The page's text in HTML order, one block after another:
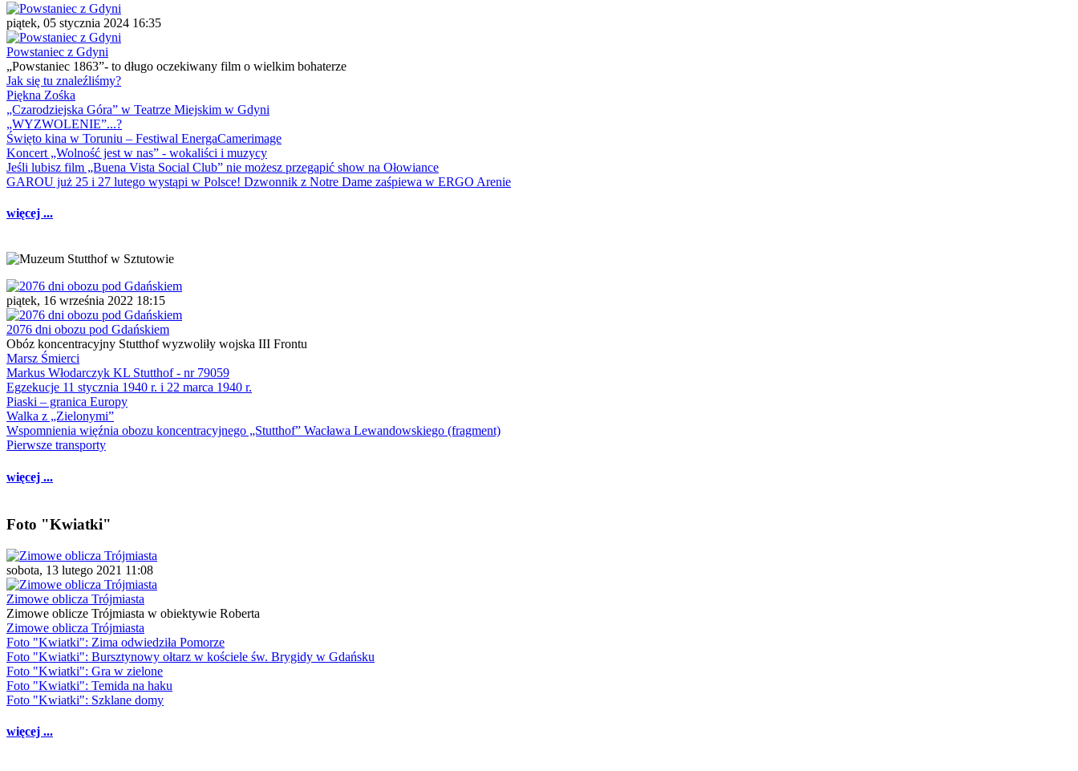
piątek, 05 stycznia 2024 16:35
Powstaniec z Gdyni
„Powstaniec 1863”- to długo oczekiwany film o wielkim bohaterze
Jak się tu znaleźliśmy?
Piękna Zośka
„Czarodziejska Góra” w Teatrze Miejskim w Gdyni
„WYZWOLENIE”...?
Święto kina w Toruniu – Festiwal EnergaCamerimage
Koncert „Wolność jest w nas” - wokaliści i muzycy
Jeśli lubisz film „Buena Vista Social Club” nie możesz przegapić show na Ołowiance
GAROU już 25 i 27 lutego wystąpi w Polsce! Dzwonnik z Notre Dame zaśpiewa w ERGO Arenie
więcej ...
piątek, 16 września 2022 18:15
2076 dni obozu pod Gdańskiem
Obóz koncentracyjny Stutthof wyzwoliły wojska III Frontu
Marsz Śmierci
Markus Włodarczyk KL Stutthof - nr 79059
Egzekucje 11 stycznia 1940 r. i 22 marca 1940 r.
Piaski – granica Europy
Walka z „Zielonymi”
Wspomnienia więźnia obozu koncentracyjnego „Stutthof” Wacława Lewandowskiego (fragment)
Pierwsze transporty
więcej ...
Foto "Kwiatki"
sobota, 13 lutego 2021 11:08
Zimowe oblicza Trójmiasta
Zimowe oblicze Trójmiasta w obiektywie Roberta
Zimowe oblicza Trójmiasta
Foto "Kwiatki": Zima odwiedziła Pomorze
Foto "Kwiatki": Bursztynowy ołtarz w kościele św. Brygidy w Gdańsku
Foto "Kwiatki": Gra w zielone
Foto "Kwiatki": Temida na haku
Foto "Kwiatki": Szklane domy
więcej ...